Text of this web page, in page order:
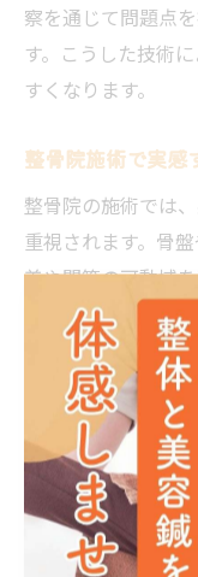
察を通じて問題点
す。こうした技術
すくなります。
整骨院施術で実感
整骨院の施術では
重視されます。骨
差や関節の可動域
ては、手技療法や
を図ります。その
だるさの軽減も実
整骨院の継続的
慢性痛の根本改善